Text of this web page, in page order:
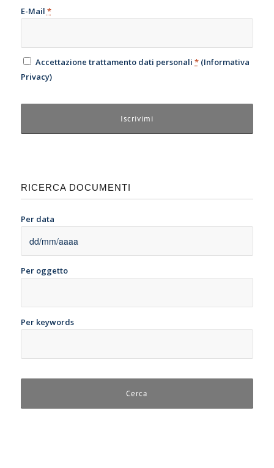
E-Mail *
Accettazione trattamento dati personali *(Informativa
Privacy)
RICERCA DOCUMENTI
Per data
Per oggetto
Per keywords